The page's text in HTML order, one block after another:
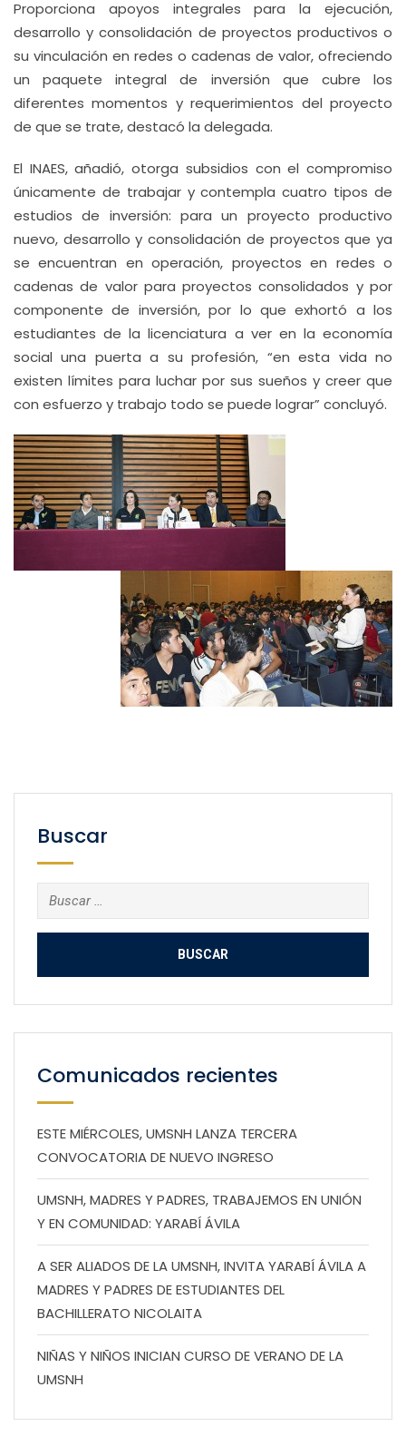
Proporciona apoyos integrales para la ejecución,
desarrollo y consolidación de proyectos productivos o
su vinculación en redes o cadenas de valor, ofreciendo
un paquete integral de inversión que cubre los
diferentes momentos y requerimientos del proyecto
de que se trate, destacó la delegada.
El INAES, añadió, otorga subsidios con el compromiso
únicamente de trabajar y contempla cuatro tipos de
estudios de inversión: para un proyecto productivo
nuevo, desarrollo y consolidación de proyectos que ya
se encuentran en operación, proyectos en redes o
cadenas de valor para proyectos consolidados y por
componente de inversión, por lo que exhortó a los
estudiantes de la licenciatura a ver en la economía
social una puerta a su profesión, “en esta vida no
existen límites para luchar por sus sueños y creer que
con esfuerzo y trabajo todo se puede lograr” concluyó.
Buscar
Buscar:
Comunicados recientes
ESTE MIÉRCOLES, UMSNH LANZA TERCERA
CONVOCATORIA DE NUEVO INGRESO
UMSNH, MADRES Y PADRES, TRABAJEMOS EN UNIÓN
Y EN COMUNIDAD: YARABÍ ÁVILA
A SER ALIADOS DE LA UMSNH, INVITA YARABÍ ÁVILA A
MADRES Y PADRES DE ESTUDIANTES DEL
BACHILLERATO NICOLAITA
NIÑAS Y NIÑOS INICIAN CURSO DE VERANO DE LA
UMSNH